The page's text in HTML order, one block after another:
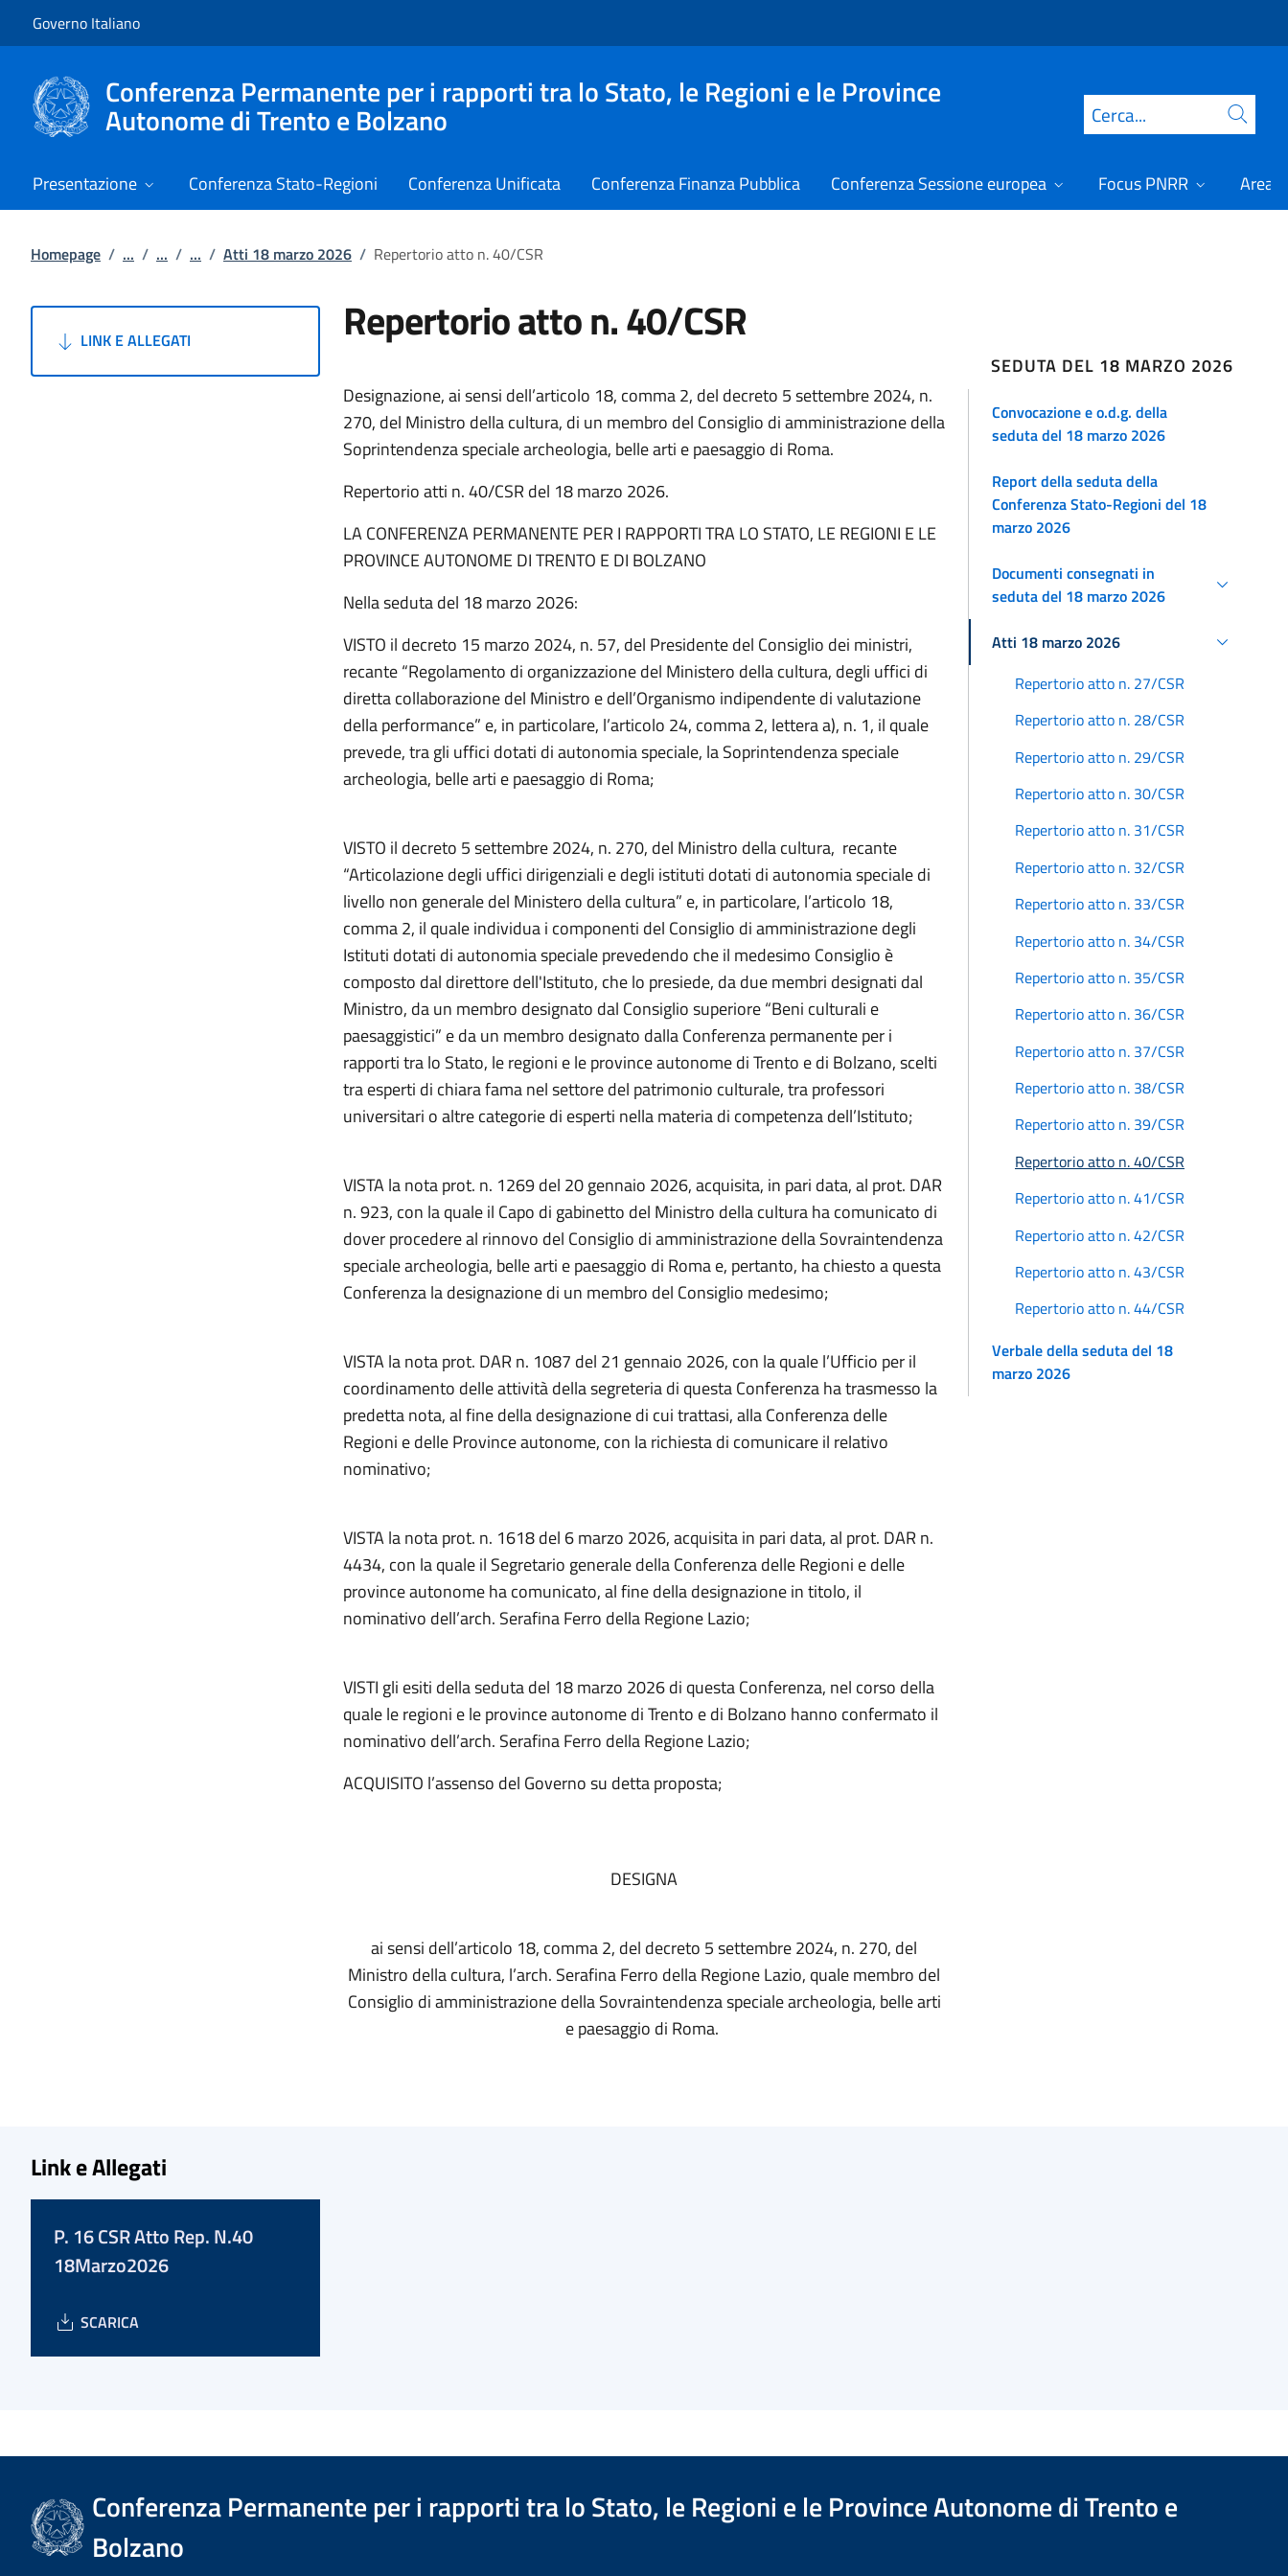
Governo Italiano
Conferenza Permanente per i rapporti tra lo Stato, le Regioni e le Province
Autonome di Trento e Bolzano Cerca
Presentazione Conferenza Stato-Regioni Conferenza Unificata Conferenza Finanza Pubblica Conferenza Sessione europea Focus PNRR Area
Homepage / ... / ... / ... / Atti 18 marzo 2026 / Repertorio atto n. 40/CSR
LINK E ALLEGATI Repertorio atto n. 40/CSR
Designazione, ai sensi dell’articolo 18, comma 2, del decreto 5 settembre 2024, n.
270, del Ministro della cultura, di un membro del Consiglio di amministrazione della
Soprintendenza speciale archeologia, belle arti e paesaggio di Roma.
Repertorio atti n. 40/CSR del 18 marzo 2026.
LA CONFERENZA PERMANENTE PER I RAPPORTI TRA LO STATO, LE REGIONI E LE
PROVINCE AUTONOME DI TRENTO E DI BOLZANO
Nella seduta del 18 marzo 2026:
VISTO il decreto 15 marzo 2024, n. 57, del Presidente del Consiglio dei ministri,
recante “Regolamento di organizzazione del Ministero della cultura, degli uffici di
diretta collaborazione del Ministro e dell’Organismo indipendente di valutazione
della performance” e, in particolare, l’articolo 24, comma 2, lettera a), n. 1, il quale
prevede, tra gli uffici dotati di autonomia speciale, la Soprintendenza speciale
archeologia, belle arti e paesaggio di Roma;
VISTO il decreto 5 settembre 2024, n. 270, del Ministro della cultura, recante
“Articolazione degli uffici dirigenziali e degli istituti dotati di autonomia speciale di
livello non generale del Ministero della cultura” e, in particolare, l’articolo 18,
comma 2, il quale individua i componenti del Consiglio di amministrazione degli
Istituti dotati di autonomia speciale prevedendo che il medesimo Consiglio è
composto dal direttore dell'Istituto, che lo presiede, da due membri designati dal
Ministro, da un membro designato dal Consiglio superiore “Beni culturali e
paesaggistici” e da un membro designato dalla Conferenza permanente per i
rapporti tra lo Stato, le regioni e le province autonome di Trento e di Bolzano, scelti
tra esperti di chiara fama nel settore del patrimonio culturale, tra professori
universitari o altre categorie di esperti nella materia di competenza dell’Istituto;
VISTA la nota prot. n. 1269 del 20 gennaio 2026, acquisita, in pari data, al prot. DAR
n. 923, con la quale il Capo di gabinetto del Ministro della cultura ha comunicato di
dover procedere al rinnovo del Consiglio di amministrazione della Sovraintendenza
speciale archeologia, belle arti e paesaggio di Roma e, pertanto, ha chiesto a questa
Conferenza la designazione di un membro del Consiglio medesimo;
VISTA la nota prot. DAR n. 1087 del 21 gennaio 2026, con la quale l’Ufficio per il
coordinamento delle attività della segreteria di questa Conferenza ha trasmesso la
predetta nota, al fine della designazione di cui trattasi, alla Conferenza delle
Regioni e delle Province autonome, con la richiesta di comunicare il relativo
nominativo;
VISTA la nota prot. n. 1618 del 6 marzo 2026, acquisita in pari data, al prot. DAR n.
4434, con la quale il Segretario generale della Conferenza delle Regioni e delle
province autonome ha comunicato, al fine della designazione in titolo, il
nominativo dell’arch. Serafina Ferro della Regione Lazio;
VISTI gli esiti della seduta del 18 marzo 2026 di questa Conferenza, nel corso della
quale le regioni e le province autonome di Trento e di Bolzano hanno confermato il
nominativo dell’arch. Serafina Ferro della Regione Lazio;
ACQUISITO l’assenso del Governo su detta proposta;
DESIGNA
ai sensi dell’articolo 18, comma 2, del decreto 5 settembre 2024, n. 270, del
Ministro della cultura, l’arch. Serafina Ferro della Regione Lazio, quale membro del
Consiglio di amministrazione della Sovraintendenza speciale archeologia, belle arti
e paesaggio di Roma.
SEDUTA DEL 18 MARZO 2026
Convocazione e o.d.g. della
seduta del 18 marzo 2026
Report della seduta della
Conferenza Stato-Regioni del 18
marzo 2026
Documenti consegnati in
seduta del 18 marzo 2026
Atti 18 marzo 2026
Repertorio atto n. 27/CSR
Repertorio atto n. 28/CSR
Repertorio atto n. 29/CSR
Repertorio atto n. 30/CSR
Repertorio atto n. 31/CSR
Repertorio atto n. 32/CSR
Repertorio atto n. 33/CSR
Repertorio atto n. 34/CSR
Repertorio atto n. 35/CSR
Repertorio atto n. 36/CSR
Repertorio atto n. 37/CSR
Repertorio atto n. 38/CSR
Repertorio atto n. 39/CSR
Repertorio atto n. 40/CSR
Repertorio atto n. 41/CSR
Repertorio atto n. 42/CSR
Repertorio atto n. 43/CSR
Repertorio atto n. 44/CSR
Verbale della seduta del 18
marzo 2026
Link e Allegati
P. 16 CSR Atto Rep. N.40
18Marzo2026
SCARICA
Conferenza Permanente per i rapporti tra lo Stato, le Regioni e le Province Autonome di Trento e
Bolzano